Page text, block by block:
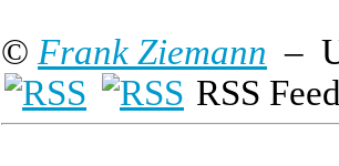
© Frank Ziemann –
RSS